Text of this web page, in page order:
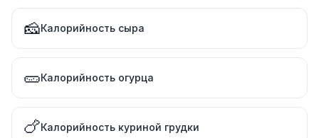
🧀Калорийность сыра
🥒Калорийность огурца
🍗Калорийность куриной грудки